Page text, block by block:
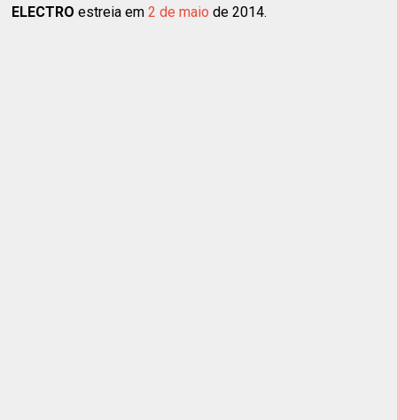
ELECTRO estreia em2 de maio de 2014.